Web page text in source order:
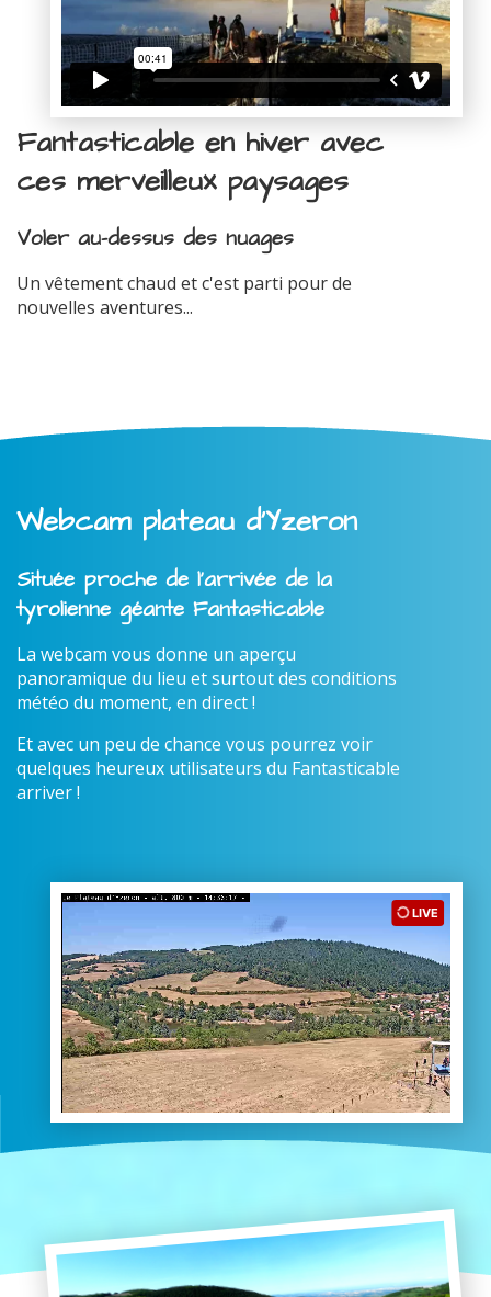
Fantasticable en hiver avec
ces merveilleux paysages
Voler au-dessus des nuages
Un vêtement chaud et c'est parti pour de
nouvelles aventures...
Webcam plateau d'Yzeron
Située proche de l'arrivée de la
tyrolienne géante Fantasticable
La webcam vous donne un aperçu
panoramique du lieu et surtout des conditions
météo du moment, en direct !
Et avec un peu de chance vous pourrez voir
quelques heureux utilisateurs du Fantasticable
arriver !